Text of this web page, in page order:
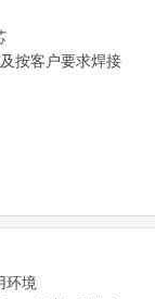
按客户要求焊接
环境